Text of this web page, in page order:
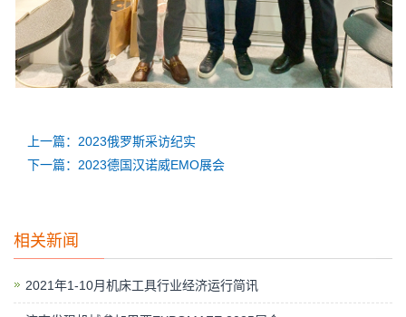
上一篇：2023俄罗斯采访纪实
下一篇：2023德国汉诺威EMO展会
相关新闻
2021年1-10月机床工具行业经济运行简讯